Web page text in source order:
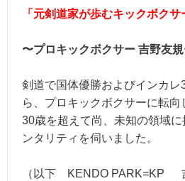
「元剣道家が歩むキックボクサ
〜プロキックボクサー 吉野友
剣道で国体優勝およびインカ
ら、プロキックボクサーに転向
30歳を超えて尚、未知の領域
ンタリティを伺いました。
（以下 KENDO PARK=KP